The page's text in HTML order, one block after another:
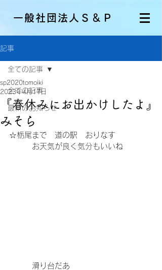
一般社団法人Ｓ＆Ｐ
記事
全ての記事
最新のお知らせ
全ての記事
『春休みにお出かけしたよ』
みそら
sp2020tomoiki
2023年4月17日
☆栃尾まで　道の駅　おりなす
お天気が良く気分もいいね
滑り台だあ